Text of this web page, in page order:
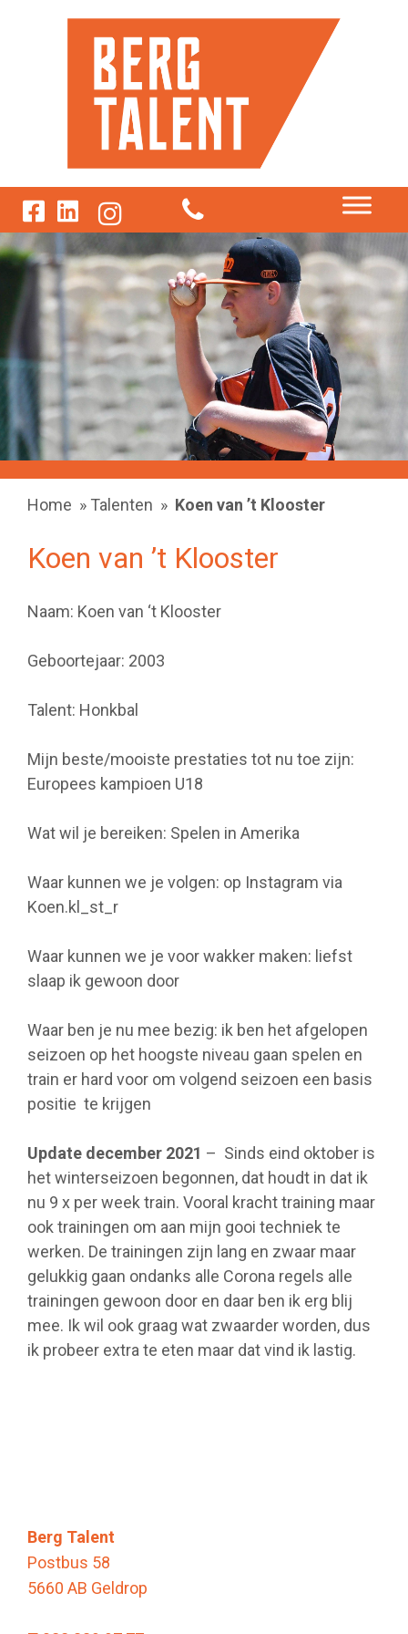
Home » Talenten » Koen van ’t Klooster
Koen van ’t Klooster
Naam: Koen van ‘t Klooster
Geboortejaar: 2003
Talent: Honkbal
Mijn beste/mooiste prestaties tot nu toe zijn:
Europees kampioen U18
Wat wil je bereiken: Spelen in Amerika
Waar kunnen we je volgen: op Instagram via
Koen.kl_st_r
Waar kunnen we je voor wakker maken: liefst
slaap ik gewoon door
Waar ben je nu mee bezig: ik ben het afgelopen
seizoen op het hoogste niveau gaan spelen en
train er hard voor om volgend seizoen een basis
positie te krijgen
Update december 2021 – Sinds eind oktober is
het winterseizoen begonnen, dat houdt in dat ik
nu 9 x per week train. Vooral kracht training maar
ook trainingen om aan mijn gooi techniek te
werken. De trainingen zijn lang en zwaar maar
gelukkig gaan ondanks alle Corona regels alle
trainingen gewoon door en daar ben ik erg blij
mee. Ik wil ook graag wat zwaarder worden, dus
ik probeer extra te eten maar dat vind ik lastig.
Berg Talent
Postbus 58
5660 AB Geldrop